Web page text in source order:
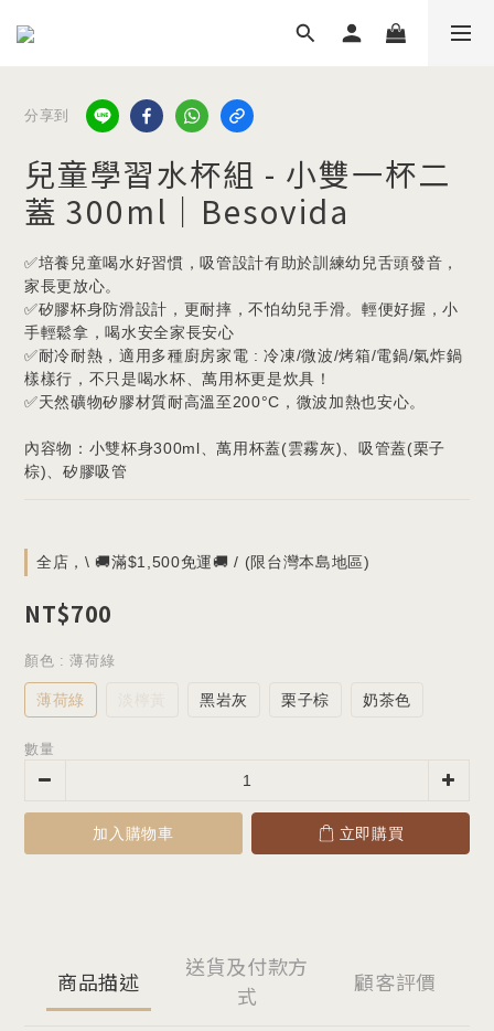
分享到
兒童學習水杯組 - 小雙一杯二
蓋 300ml｜Besovida
✅培養兒童喝水好習慣，吸管設計有助於訓練幼兒舌頭發音，
家長更放心。
✅矽膠杯身防滑設計，更耐摔，不怕幼兒手滑。輕便好握，小
手輕鬆拿，喝水安全家長安心
✅耐冷耐熱，適用多種廚房家電 : 冷凍/微波/烤箱/電鍋/氣炸鍋
樣樣行，不只是喝水杯、萬用杯更是炊具！
✅天然礦物矽膠材質耐高溫至200°C，微波加熱也安心。
內容物：小雙杯身300ml、萬用杯蓋(雲霧灰)、吸管蓋(栗子
棕)、矽膠吸管
全店，\ 🚚滿$1,500免運🚚 / (限台灣本島地區)
NT$700
顏色 : 薄荷綠
薄荷綠 黑岩灰 栗子棕 奶茶色
數量
加入購物車 立即購買
商品描述
送貨及付款方
式
顧客評價